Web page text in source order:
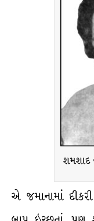
એ જમાનામાં